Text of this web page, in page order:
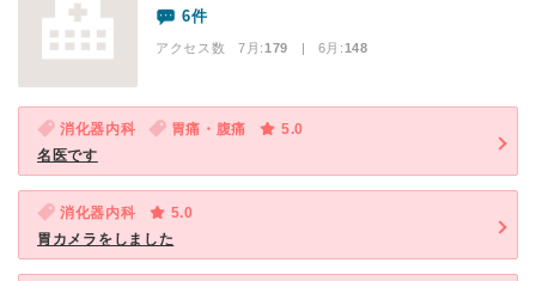
6件
アクセス数 7月:179 | 6月:148
消化器内科 胃痛・腹痛
5.0
名医です
消化器内科
5.0
胃カメラをしました